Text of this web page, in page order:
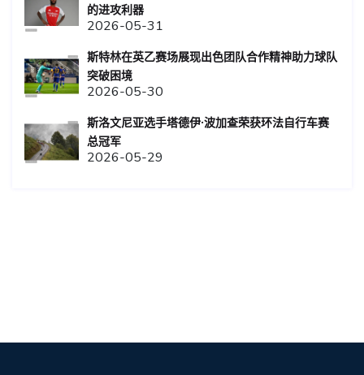
的进攻利器
2026-05-31
斯特林在英乙赛场展现出色团队合作精神助力球队
突破困境
2026-05-30
斯洛文尼亚选手塔德伊·波加查荣获环法自行车赛
总冠军
2026-05-29